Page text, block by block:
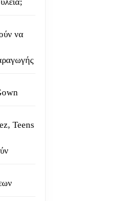
να
Teens